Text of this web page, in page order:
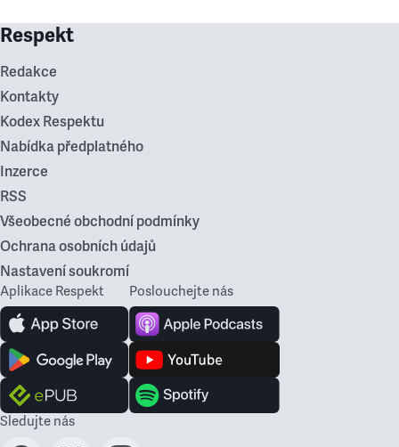
Respekt
Redakce
Kontakty
Kodex Respektu
Nabídka předplatného
Inzerce
RSS
Všeobecné obchodní podmínky
Ochrana osobních údajů
Nastavení soukromí
Aplikace Respekt Poslouchejte nás
Sledujte nás